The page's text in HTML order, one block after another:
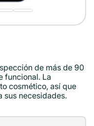
de más de 90
funcional. La
cosmético, así que
sus necesidades.